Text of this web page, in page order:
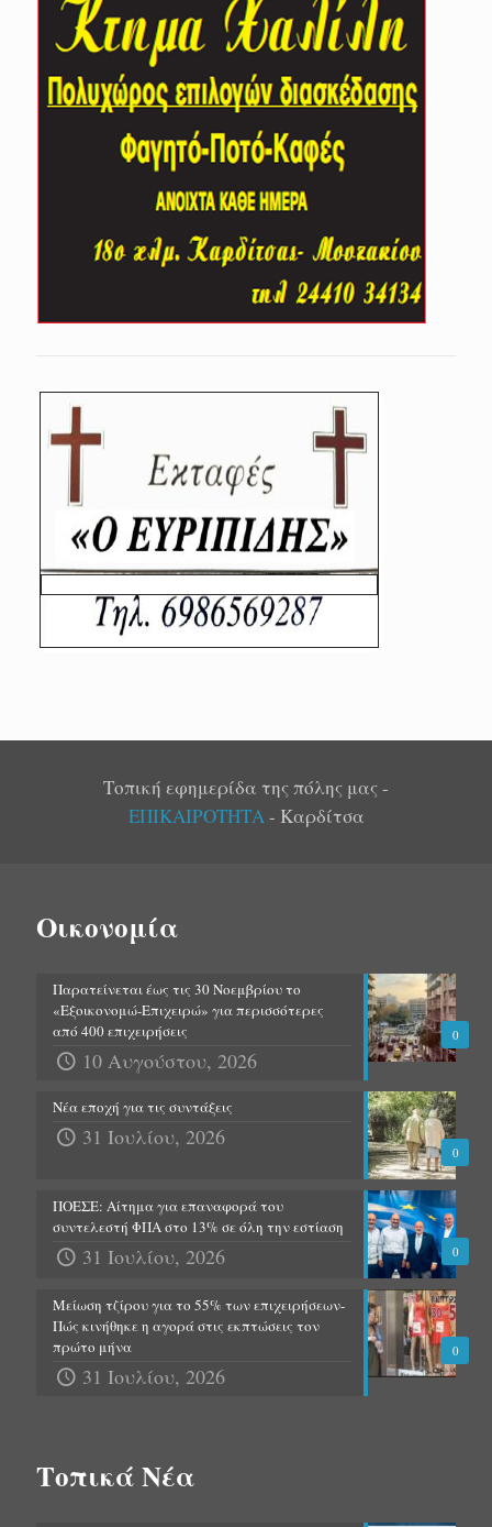
Τοπική εφημερίδα της πόλης μας -
ΕΠΙΚΑΙΡΟΤΗΤΑ- Καρδίτσα
Οικονομία
0
Παρατείνεται έως τις 30 Νοεμβρίου το
«Εξοικονομώ-Επιχειρώ» για περισσότερες
από 400 επιχειρήσεις
10 Αυγούστου, 2026
0
Νέα εποχή για τις συντάξεις
31 Ιουλίου, 2026
0
ΠΟΕΣΕ: Αίτημα για επαναφορά του
συντελεστή ΦΠΑ στο 13% σε όλη την εστίαση
31 Ιουλίου, 2026
0
Μείωση τζίρου για το 55% των επιχειρήσεων-
Πώς κινήθηκε η αγορά στις εκπτώσεις τον
πρώτο μήνα
31 Ιουλίου, 2026
Τοπικά Νέα